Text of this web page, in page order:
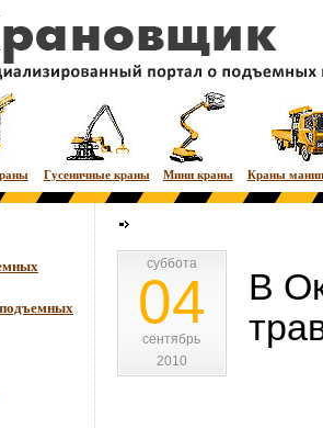
Гусеничные краны Мини краны Краны
суббота
суббота
04
сентябрь
сентябрь
2010
2010
В